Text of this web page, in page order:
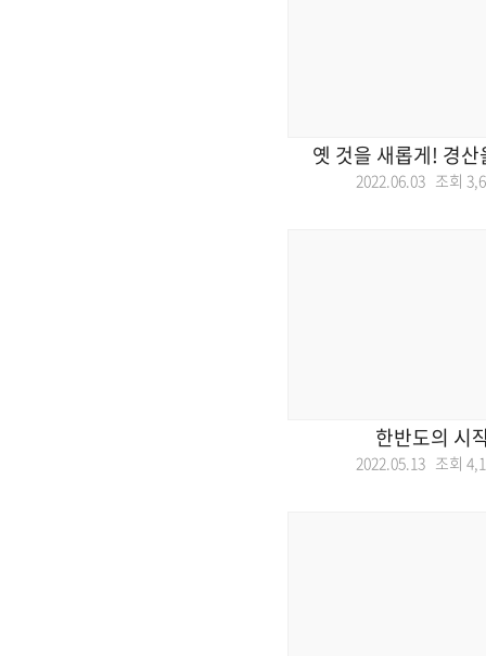
옛 것을 새롭게! 경
2022.06.03 조회
한반도의 시
2022.05.13 조회